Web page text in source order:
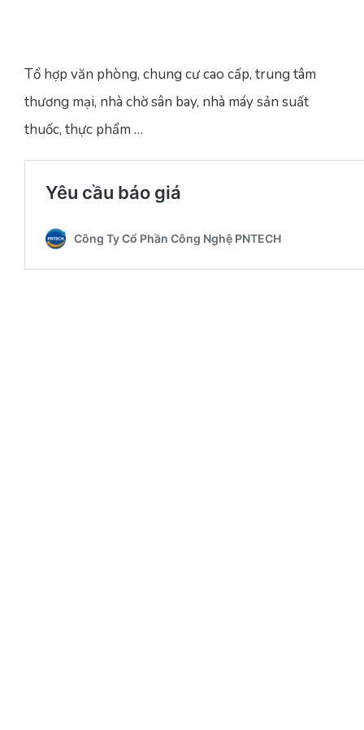
Tổ hợp văn phòng, chung cư cao cấp, trung tâm
thương mại, nhà chờ sân bay, nhà máy sản suất
thuốc, thực phẩm …